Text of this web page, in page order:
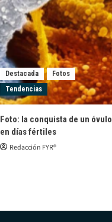
Destacada
Fotos
Tendencias
Foto: la conquista de un óvulo
en días fértiles
Redacción FYR®